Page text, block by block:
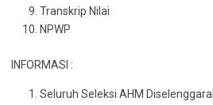
Transkrip Nilai
NPWP
INFORMASI :
Seluruh Seleksi AHM